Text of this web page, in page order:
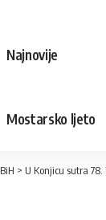
Najnovije
Mostarsko ljeto
BiH > U Konjicu sutra 78. izbor